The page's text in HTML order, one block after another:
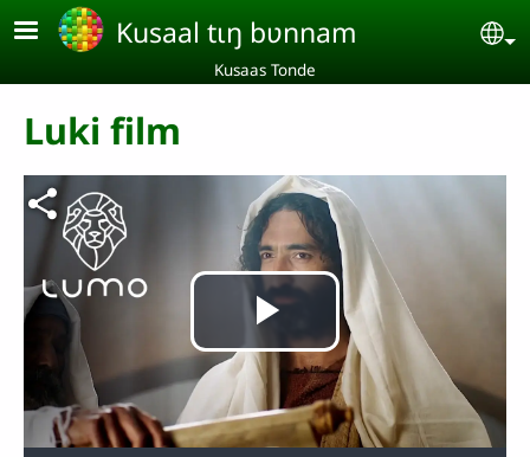
Aller au contenu principal
Kusaal tɩŋ bʋnnam
Kusaas Tonde
Luki film
Lire
la